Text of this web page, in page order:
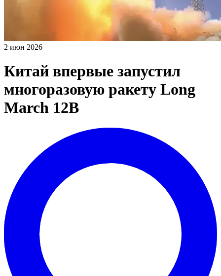
2 июн 2026
Китай впервые запустил
многоразовую ракету Long
March 12B